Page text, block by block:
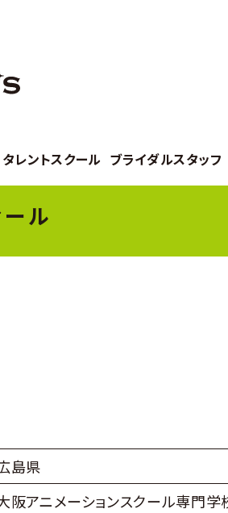
タレントスクール ブライダルスタッフ
ル
島県
阪アニメーションスクール専門学